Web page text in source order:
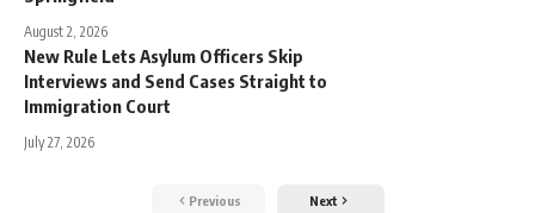
August 2, 2026
New Rule Lets Asylum Officers Skip
Interviews and Send Cases Straight to
Immigration Court
July 27, 2026
Previous Next